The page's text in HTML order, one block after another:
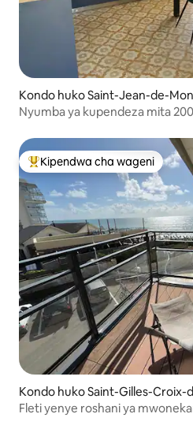
Kondo huko Saint-Jean-de-
Nyumba ya kupendeza mita
Kipendwa maarufu cha wageni
Kipendwa cha wageni
Kondo huko Saint-Gilles-Croix-
Fleti yenye roshani ya